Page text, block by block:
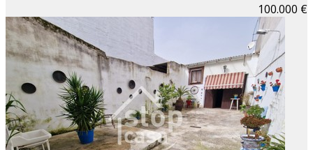
100.000 €